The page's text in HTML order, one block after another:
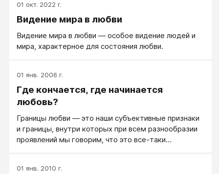
01 окт. 2022 г.
Видение мира в любви
Видение мира в любви — особое видение людей и
мира, характерное для состояния любви.
01 янв. 2006 г.
Где кончается, где начинается
любовь?
Границы любви — это наши субъективные признаки
и границы, внутри которых при всем разнообразии
проявлений мы говорим, что это все-таки
01 янв. 2010 г.